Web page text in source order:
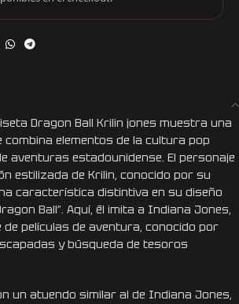
Dragon Ball Krilin jones muestra una
elementos de la cultura pop
aventuras estadounidense. El personaje
estilizada de Krilin, conocido por su
característica distintiva en su diseño
Ball”. Aquí, él imita a Indiana Jones,
películas de aventura, conocido por
y búsqueda de tesoros
un atuendo similar al de Indiana Jones,